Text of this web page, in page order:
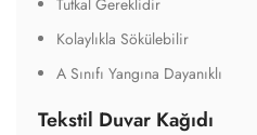
Tutkal Gereklidir
Kolaylıkla Sökülebilir
A Sınıfı Yangına Dayanıklı
Tekstil Duvar Kağıdı